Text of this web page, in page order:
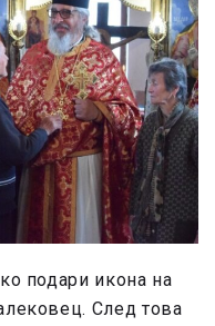
подари икона на
След това